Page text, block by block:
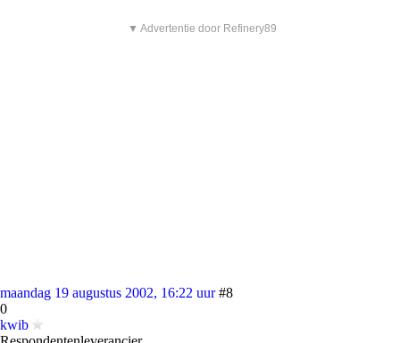
▼ Advertentie door Refinery89
maandag 19 augustus 2002, 16:22 uur #8
0
kwib